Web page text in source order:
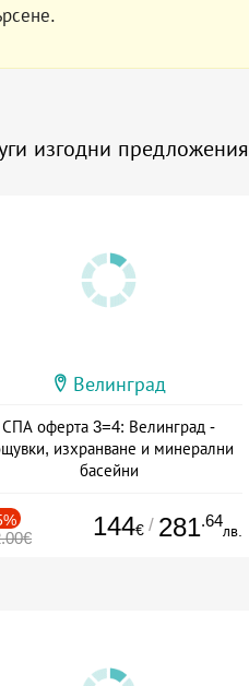
изгодни предложения
Велинград
СПА оферта 3=4: Велинград -
изхранване и минерални
басейни
144€ / 281.64
лв.